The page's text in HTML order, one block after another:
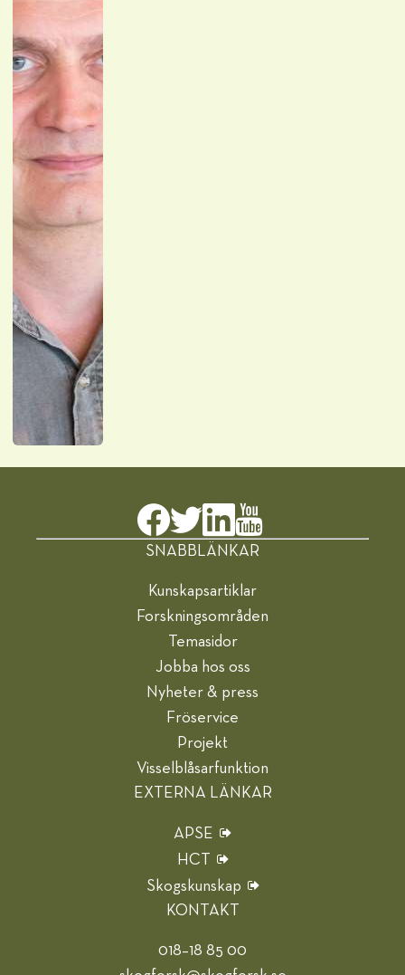
SNABBLÄNKAR
Kunskapsartiklar
Forskningsområden
Temasidor
Jobba hos oss
Nyheter & press
Fröservice
Projekt
Visselblåsarfunktion
EXTERNA LÄNKAR
APSE
HCT
Skogskunskap
KONTAKT
018–18 85 00